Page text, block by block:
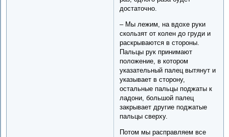
достаточно.
– Мы лежим, на вдохе руки
скользят от колен до груди и
раскрываются в стороны.
Пальцы рук принимают
положение, в котором
указательный палец вытянут и
указывает в сторону,
остальные пальцы поджаты к
ладони, большой палец
закрывает другие поджатые
пальцы сверху.
Потом мы расправляем все